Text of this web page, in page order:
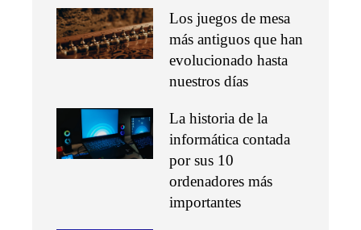
Los juegos de mesa
más antiguos que han
evolucionado hasta
nuestros días
La historia de la
informática contada
por sus 10
ordenadores más
importantes